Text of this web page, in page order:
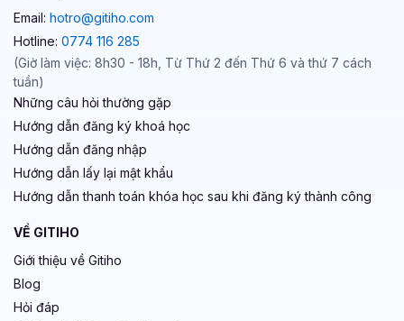
Email: hotro@gitiho.com
Hotline: 0774 116 285
(Giờ làm việc: 8h30 - 18h, Từ Thứ 2 đến Thứ 6 và thứ 7 cách
tuần)
Những câu hỏi thường gặp
Hướng dẫn đăng ký khoá học
Hướng dẫn đăng nhập
Hướng dẫn lấy lại mật khẩu
Hướng dẫn thanh toán khóa học sau khi đăng ký thành công
VỀ GITIHO
Giới thiệu về Gitiho
Blog
Hỏi đáp